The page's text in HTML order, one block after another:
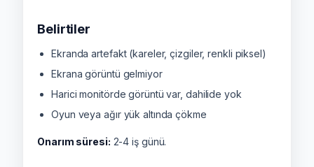
Belirtiler
Ekranda artefakt (kareler, çizgiler, renkli piksel)
Ekrana görüntü gelmiyor
Harici monitörde görüntü var, dahilide yok
Oyun veya ağır yük altında çökme
Onarım süresi: 2-4 iş günü.